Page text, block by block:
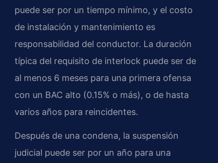
puede ser por un tiempo mínimo, y el costo
de instalación y mantenimiento es
responsabilidad del conductor. La duración
típica del requisito de interlock puede ser de
al menos 6 meses para una primera ofensa
con un BAC alto (0.15% o más), o de hasta
varios años para reincidentes.
Después de una condena, la suspensión
judicial puede ser por un año para una